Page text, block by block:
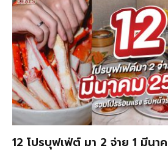
12 โปรบุฟเฟ่ต์ มา 2 จ่าย 1 มีนา